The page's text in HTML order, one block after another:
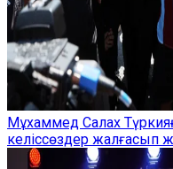
Мұхаммед Салах
келіссөздер жалғасып